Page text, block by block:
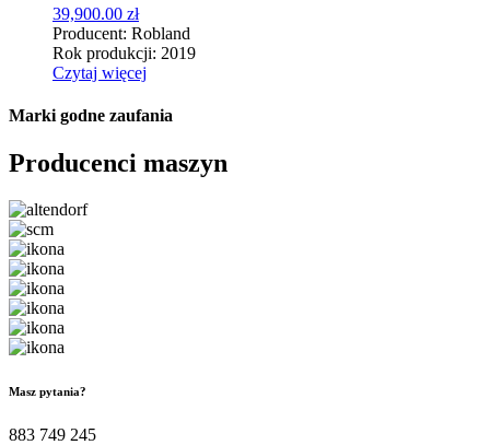
39,900.00 zł
Producent: Robland
Rok produkcji: 2019
Czytaj więcej
Marki godne zaufania
Producenci maszyn
Masz pytania?
883 749 245